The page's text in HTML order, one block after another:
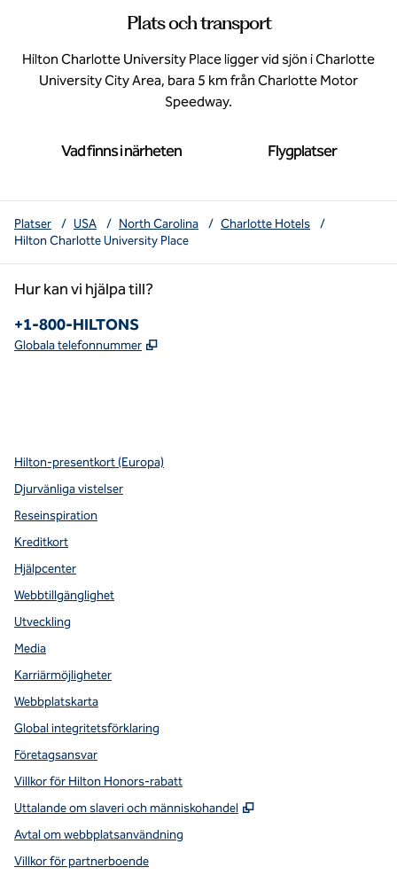
Plats och transport
Hilton Charlotte University Place ligger vid sjön i Charlotte
University City Area, bara 5 km från Charlotte Motor
Speedway.
Vad finns i närheten Flygplatser
Platser / USA / North Carolina / Charlotte Hotels
/
Hilton Charlotte University Place
Hur kan vi hjälpa till?
Telefon:
+1-800-HILTONS
Globala telefonnummer ,
Hilton-presentkort (Europa)
Djurvänliga vistelser
Reseinspiration
Kreditkort
Hjälpcenter
Webbtillgänglighet
Utveckling
Media
Karriärmöjligheter
Webbplatskarta
Global integritetsförklaring
Företagsansvar
Villkor för Hilton Honors-rabatt
Uttalande om slaveri och människohandel
,
Avtal om webbplatsanvändning
Villkor för partnerboende